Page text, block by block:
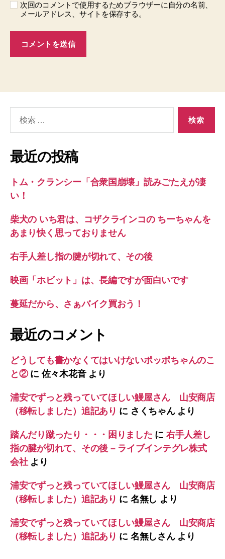
次回のコメントで使用するためブラウザーに自分の名前、
メールアドレス、サイトを保存する。
象:
最近の投稿
トム・クランシー「合衆国崩壊」読みごたえが凄
い！
柴犬の いち君は、コザクラインコの ちーちゃんを
あまり快く思っておりません
右手人差し指の腱が切れて、その後
映画「ホビット」は、長編ですが面白いです
蔓延だから、さぁバイク買おう！
最近のコメント
どうしても書かなくてはいけないポッポちゃんのこ
と②に佐々木花音より
浦安でずっと残っていてほしい鰻屋さん 山安商店
（移転しました）追記あり に さくちゃんより
踏んだり蹴ったり・・・困りました に 右手人差し
指の腱が切れて、その後 – ライブインテグレ株式
会社より
浦安でずっと残っていてほしい鰻屋さん 山安商店
（移転しました）追記あり に 名無し より
浦安でずっと残っていてほしい鰻屋さん 山安商店
（移転しました）追記あり に 名無しさんより